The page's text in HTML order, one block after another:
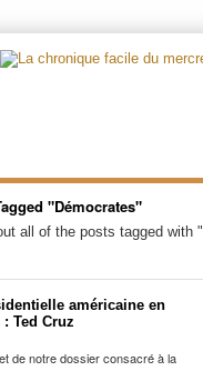
"Démocrates"
all of the posts tagged with
américaine en
Ted Cruz
de notre dossier consacré à la